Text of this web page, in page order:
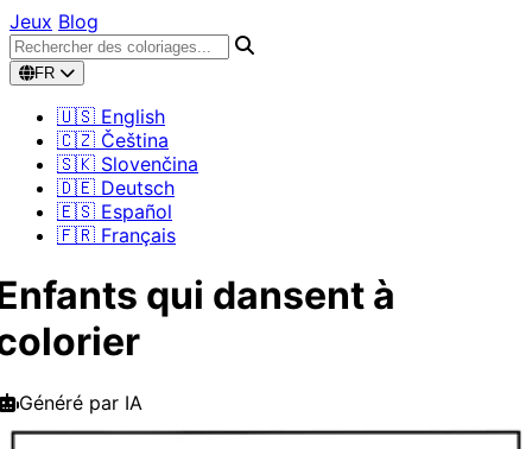
Jeux Blog
FR
🇺🇸 English
🇨🇿 Čeština
🇸🇰 Slovenčina
🇩🇪 Deutsch
🇪🇸 Español
🇫🇷 Français
qui dansent à
Généré par IA